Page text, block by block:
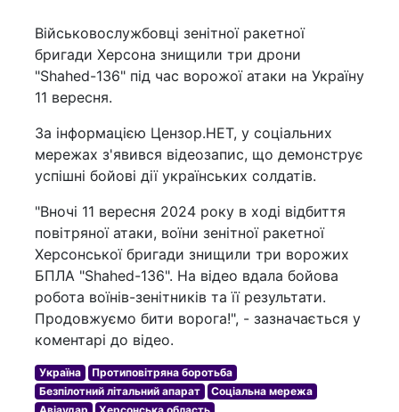
Військовослужбовці зенітної ракетної
бригади Херсона знищили три дрони
"Shahed-136" під час ворожої атаки на Україну
11 вересня.
За інформацією Цензор.НЕТ, у соціальних
мережах з'явився відеозапис, що демонструє
успішні бойові дії українських солдатів.
"Вночі 11 вересня 2024 року в ході відбиття
повітряної атаки, воїни зенітної ракетної
Херсонської бригади знищили три ворожих
БПЛА "Shahed-136". На відео вдала бойова
робота воїнів-зенітників та її результати.
Продовжуємо бити ворога!", - зазначається у
коментарі до відео.
Україна
Протиповітряна боротьба
Безпілотний літальний апарат
Соціальна мережа